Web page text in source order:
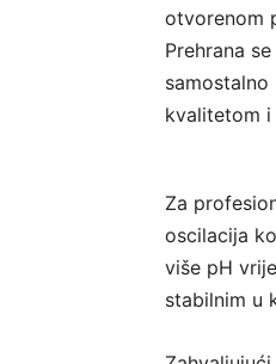
otvorenom
Prehrana
kvalitetom i
Za
oscilacija
više pH
stabilnim u